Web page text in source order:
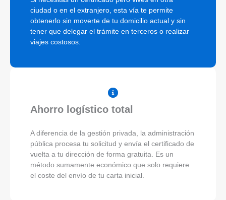
ciudad o en el extranjero, esta vía te permite
obtenerlo sin moverte de tu domicilio actual y sin
tener que delegar el trámite en terceros o realizar
viajes costosos.
Ahorro logístico total
A diferencia de la gestión privada, la administración
pública procesa tu solicitud y envía el certificado de
vuelta a tu dirección de forma gratuita. Es un
método sumamente económico que solo requiere
el coste del envío de tu carta inicial.